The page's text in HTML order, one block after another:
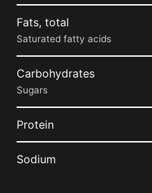
Fats, total
Saturated fatty acids
Carbohydrates
Sugars
Protein
Sodium